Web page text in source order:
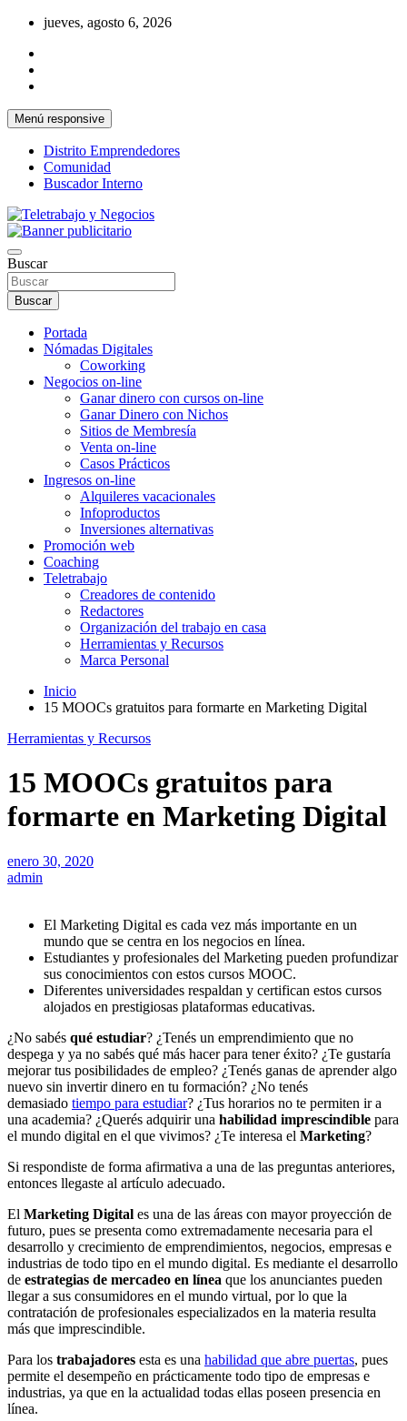
Saltar
contenido
jueves, agosto 6, 2026
Menú responsive
Distrito Emprendedores
Comunidad
Buscador Interno
Teletrabajo y Negocios
Buscar
Buscar
Portada
Nómadas Digitales
Coworking
Negocios on-line
Ganar dinero con cursos on-line
Ganar Dinero con Nichos
Sitios de Membresía
Venta on-line
Casos Prácticos
Ingresos on-line
Alquileres vacacionales
Infoproductos
Inversiones alternativas
Promoción web
Coaching
Teletrabajo
Creadores de contenido
Redactores
Organización del trabajo en casa
Herramientas y Recursos
Marca Personal
Inicio
15 MOOCs gratuitos para formarte en Marketing Digital
Herramientas y Recursos
15 MOOCs gratuitos para
formarte en Marketing Digital
enero 30, 2020
admin
El Marketing Digital es cada vez más importante en un
mundo que se centra en los negocios en línea.
Estudiantes y profesionales del Marketing pueden profundizar
sus conocimientos con estos cursos MOOC.
Diferentes universidades respaldan y certifican estos cursos
alojados en prestigiosas plataformas educativas.
¿No sabés qué estudiar? ¿Tenés un emprendimiento que no
despega y ya no sabés qué más hacer para tener éxito? ¿Te gustaría
mejorar tus posibilidades de empleo? ¿Tenés ganas de aprender algo
nuevo sin invertir dinero en tu formación? ¿No tenés
demasiado tiempo para estudiar? ¿Tus horarios no te permiten ir a
una academia? ¿Querés adquirir una habilidad imprescindible para
el mundo digital en el que vivimos? ¿Te interesa el Marketing?
Si respondiste de forma afirmativa a una de las preguntas anteriores,
entonces llegaste al artículo adecuado.
El Marketing Digital es una de las áreas con mayor proyección de
futuro, pues se presenta como extremadamente necesaria para el
desarrollo y crecimiento de emprendimientos, negocios, empresas e
industrias de todo tipo en el mundo digital. Es mediante el desarrollo
de estrategias de mercadeo en línea que los anunciantes pueden
llegar a sus consumidores en el mundo virtual, por lo que la
contratación de profesionales especializados en la materia resulta
más que imprescindible.
Para los trabajadores esta es una habilidad que abre puertas, pues
permite el desempeño en prácticamente todo tipo de empresas e
industrias, ya que en la actualidad todas ellas poseen presencia en
línea.